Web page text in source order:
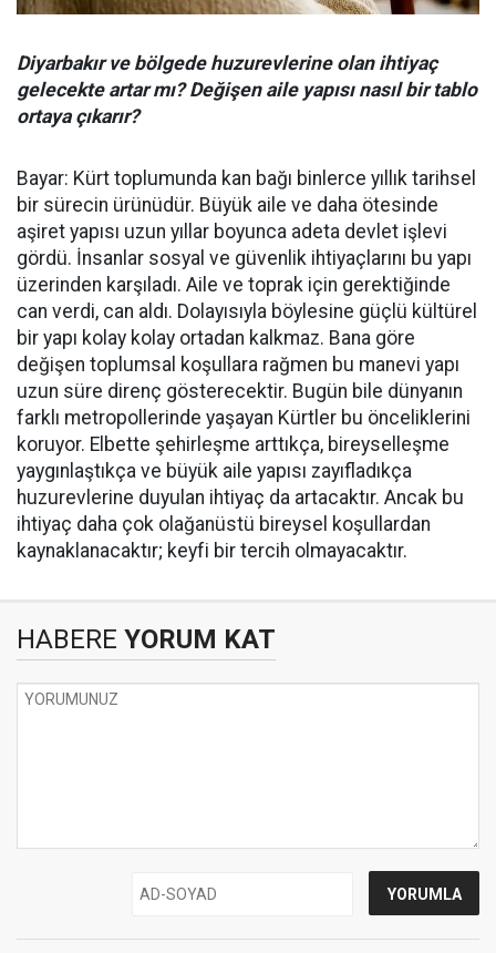
Diyarbakır ve bölgede huzurevlerine olan ihtiyaç
gelecekte artar mı? Değişen aile yapısı nasıl bir tablo
ortaya çıkarır?
Bayar: Kürt toplumunda kan bağı binlerce yıllık tarihsel
bir sürecin ürünüdür. Büyük aile ve daha ötesinde
aşiret yapısı uzun yıllar boyunca adeta devlet işlevi
gördü. İnsanlar sosyal ve güvenlik ihtiyaçlarını bu yapı
üzerinden karşıladı. Aile ve toprak için gerektiğinde
can verdi, can aldı. Dolayısıyla böylesine güçlü kültürel
bir yapı kolay kolay ortadan kalkmaz. Bana göre
değişen toplumsal koşullara rağmen bu manevi yapı
uzun süre direnç gösterecektir. Bugün bile dünyanın
farklı metropollerinde yaşayan Kürtler bu önceliklerini
koruyor. Elbette şehirleşme arttıkça, bireyselleşme
yaygınlaştıkça ve büyük aile yapısı zayıfladıkça
huzurevlerine duyulan ihtiyaç da artacaktır. Ancak bu
ihtiyaç daha çok olağanüstü bireysel koşullardan
kaynaklanacaktır; keyfi bir tercih olmayacaktır.
HABERE YORUM KAT